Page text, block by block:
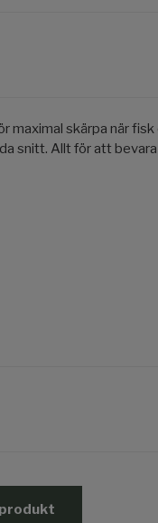
maximal skärpa när
snitt. Allt för att